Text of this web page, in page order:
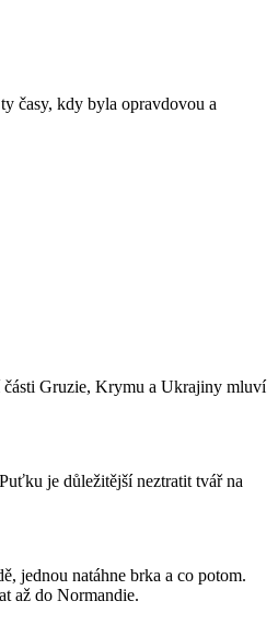
časy, kdy byla opravdovou a
části Gruzie, Krymu a Ukrajiny mluví
je důležitější neztratit tvář na
jednou natáhne brka a co potom.
až do Normandie.